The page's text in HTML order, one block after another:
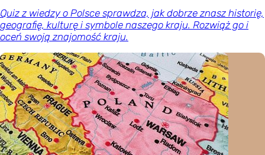
Quiz z wiedzy o Polsce sprawdza, jak dobrze znasz historię,
geografię, kulturę i symbole naszego kraju. Rozwiąż go i
oceń swoją znajomość kraju.